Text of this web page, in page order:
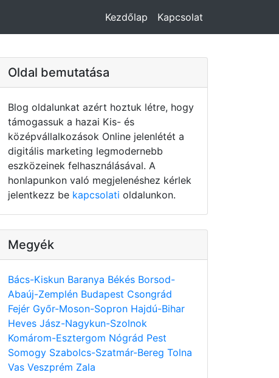
Kezdőlap Kapcsolat
Oldal bemutatása
Blog oldalunkat azért hoztuk létre, hogy
támogassuk a hazai Kis- és
középvállalkozások Online jelenlétét a
digitális marketing legmodernebb
eszközeinek felhasználásával. A
honlapunkon való megjelenéshez kérlek
jelentkezz be kapcsolati oldalunkon.
Megyék
Bács-Kiskun Baranya Békés Borsod-
Abaúj-Zemplén Budapest Csongrád
Fejér Győr-Moson-Sopron Hajdú-Bihar
Heves Jász-Nagykun-Szolnok
Komárom-Esztergom Nógrád Pest
Somogy Szabolcs-Szatmár-Bereg Tolna
Vas Veszprém Zala